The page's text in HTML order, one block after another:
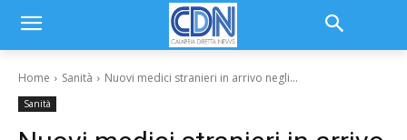
Home Sanità Nuovi medici stranieri in arrivo negli...
Sanità